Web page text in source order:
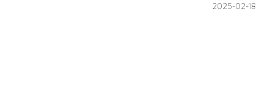
2025-02-18